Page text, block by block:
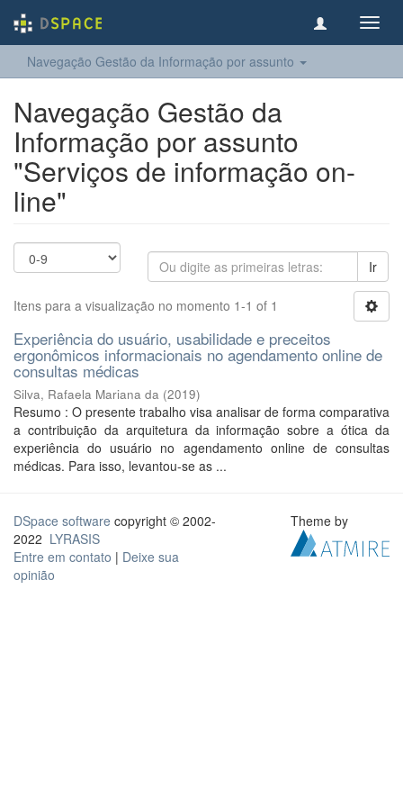
Navegação Gestão da Informação por assunto
Navegação Gestão da
Informação por assunto
"Serviços de informação on-
line"
Ir
Itens para a visualização no momento 1-1 of 1
Experiência do usuário, usabilidade e preceitos
ergonômicos informacionais no agendamento online de
consultas médicas
Silva, Rafaela Mariana da (2019)
Resumo : O presente trabalho visa analisar de forma comparativa
a contribuição da arquitetura da informação sobre a ótica da
experiência do usuário no agendamento online de consultas
médicas. Para isso, levantou-se as ...
DSpace software copyright © 2002-
2022 LYRASIS
Entre em contato | Deixe sua
opinião
Theme by